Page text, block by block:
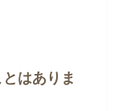
はありま